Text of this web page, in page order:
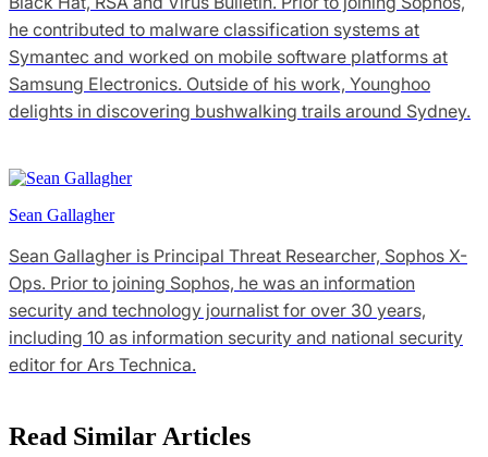
he contributed to malware classification systems at
Symantec and worked on mobile software platforms at
Samsung Electronics. Outside of his work, Younghoo
delights in discovering bushwalking trails around Sydney.
Sean Gallagher
Sean Gallagher is Principal Threat Researcher, Sophos X-
Ops. Prior to joining Sophos, he was an information
security and technology journalist for over 30 years,
including 10 as information security and national security
editor for Ars Technica.
Read Similar Articles